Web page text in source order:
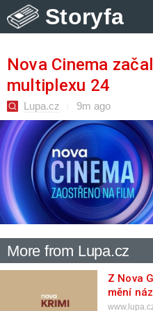
Storyfa
Nova Cinema
multiplexu 24
Lupa.cz 9m ago
More from Lupa.cz
Z Nova
mění
Pull